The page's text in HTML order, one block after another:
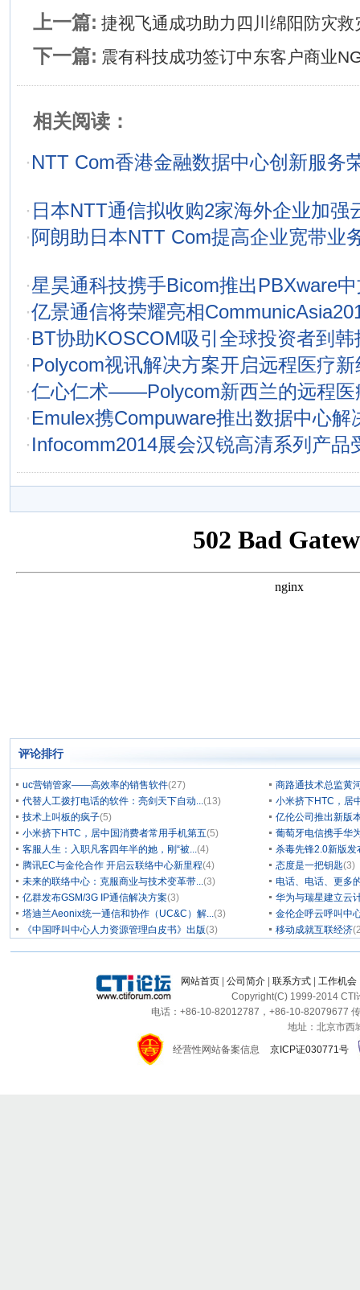
上一篇: 捷视飞通成功助力四川绵阳防灾救
下一篇: 震有科技成功签订中东客户商业
相关阅读：
·NTT Com香港金融数据中心创新服务
· 日本NTT通信拟收购2家海外企业加强
· 阿朗助日本NTT Com提高企业宽带业
·星昊通科技携手Bicom推出PBXware
·亿景通信将荣耀亮相
·BT协助KOSCOM吸引全球投资者到韩
·Polycom视讯解决方案开启远程医疗新
·仁心仁术——Polycom新西兰的远程医
·Emulex携Compuware推出数据中心解
·Infocomm2014展会汉锐高清系列产品
评论排行
uc营销管家——高效率的销售软件(27)
商路通技术总监黄
代替人工拨打电话的软件：亮剑天下自动...(13)
小米挤下HTC，居
技术上叫板的疯子(5)
亿伦公司推出新版
小米挤下HTC，居中国消费者常用手机第五(5)
葡萄牙电信携手华
客服人生：入职凡客四年半的她，刚“被...(4)
杀毒先锋2.0新版发
腾讯EC与金伦合作 开启云联络中心新里程(4) 态度是一把钥匙(3)
未来的联络中心：克服商业与技术变革带...(3)
电话、电话、更多
亿群发布GSM/3G IP通信解决方案(3)
华为与瑞星建立云
塔迪兰Aeonix统一通信和协作（UC&C）解...(3)
金伦企呼云呼叫中
《中国呼叫中心人力资源管理白皮书》出版(3) 移动成就互联经济
网站首页 公司简介 联系方式 工作机会
Copyright(C) 1999-2014 CTI
电话：+86-10-82012787，+86-10-82079677
地址：北京市西
经营性网站备案信息
京ICP证030771号